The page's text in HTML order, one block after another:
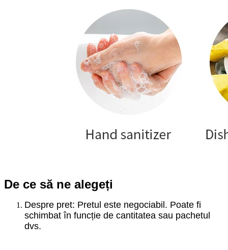
De ce să ne alegeți
Despre pret: Pretul este negociabil. Poate fi
schimbat în funcție de cantitatea sau pachetul
dvs.